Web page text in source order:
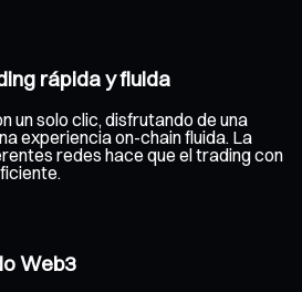
rápida y fluida
un solo clic, disfrutando de una
experiencia on-chain fluida. La
redes hace que el trading con
Web3